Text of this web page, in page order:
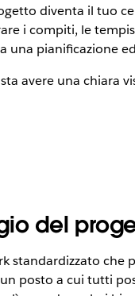
diventa il tuo
i compiti, le
una pianificazione
avere una chiara
del
posto a cui tutti